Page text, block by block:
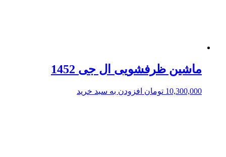
ماشین ظرفشویی ال جی 1452
10,300,000 تومان افزودن به سبد خرید